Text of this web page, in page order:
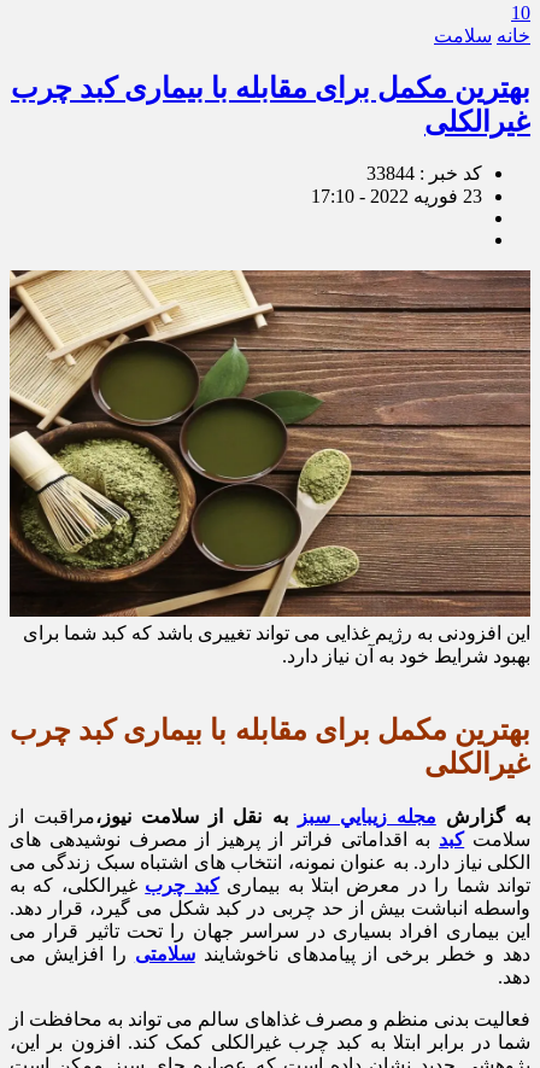
10
خانه سلامت
بهترین مکمل برای مقابله با بیماری کبد چرب
غیرالکلی
کد خبر : 33844
23 فوریه 2022 - 17:10
این افزودنی به رژیم غذایی می تواند تغییری باشد که کبد شما برای
بهبود شرایط خود به آن نیاز دارد.
بهترین مکمل برای مقابله با بیماری کبد چرب
غیرالکلی
به گزارش مجله زيبايي سبز به نقل از سلامت نیوز،مراقبت از
سلامتکبد به اقداماتی فراتر از پرهیز از مصرف نوشیدهی های
الکلی نیاز دارد. به عنوان نمونه، انتخاب های اشتباه سبک زندگی می
تواند شما را در معرض ابتلا به بیماریکبد چرب غیرالکلی، که به
واسطه انباشت بیش از حد چربی در کبد شکل می گیرد، قرار دهد.
این بیماری افراد بسیاری در سراسر جهان را تحت تاثیر قرار می
دهد و خطر برخی از پیامدهای ناخوشایندسلامتی را افزایش می
دهد.
فعالیت بدنی منظم و مصرف غذاهای سالم می تواند به محافظت از
شما در برابر ابتلا به کبد چرب غیرالکلی کمک کند. افزون بر این،